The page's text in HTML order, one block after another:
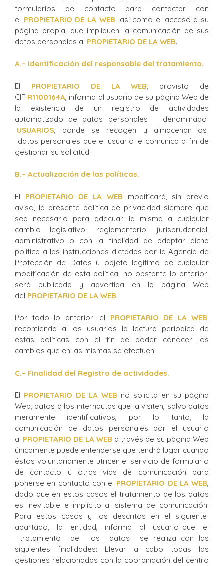
formularios de contacto para contactar con
el PROPIETARIO DE LA WEB , así como el acceso a su
página propia, que impliquen la comunicación de sus
datos personales al PROPIETARIO DE LA WEB.
A.– Identificación del responsable del tratamiento.
El PROPIETARIO DE LA WEB , provisto de
CIF R1100164A , informa al usuario de su página Web de
la existencia de un registro de actividades
automatizado de datos personales denominado
USUARIOS , donde se recogen y almacenan los
datos personales que el usuario le comunica a fin de
gestionar su solicitud.
B.– Actualización de las políticas.
El PROPIETARIO DE LA WEB modificará, sin previo
aviso, la presente política de privacidad siempre que
sea necesario para adecuar la misma a cualquier
cambio legislativo, reglamentario, jurisprudencial,
administrativo o con la finalidad de adaptar dicha
política a las instrucciones dictadas por la Agencia de
Protección de Datos u objeto legítimo de cualquier
modificación de esta política, no obstante lo anterior,
será publicada y advertida en la página Web
del PROPIETARIO DE LA WEB.
Por todo lo anterior, el PROPIETARIO DE LA WEB,
recomienda a los usuarios la lectura periódica de
estas políticas con el fin de poder conocer los
cambios que en las mismas se efectúen.
C.– Finalidad del Registro de actividades.
El PROPIETARIO DE LA WEB no solicita en su página
Web, datos a los internautas que la visiten, salvo datos
meramente identificativos, por lo tanto, la
comunicación de datos personales por el usuario
al PROPIETARIO DE LA WEB a través de su página Web
únicamente puede entenderse que tendrá lugar cuando
éstos voluntariamente utilicen el servicio de formulario
de contacto u otras vías de comunicación para
ponerse en contacto con el PROPIETARIO DE LA WEB,
dado que en estos casos el tratamiento de los datos
es inevitable e implícito al sistema de comunicación.
Para estos casos y los descritos en el siguiente
apartado, la entidad, informa al usuario que el
tratamiento de los datos se realiza con las
siguientes finalidades: Llevar a cabo todas las
gestiones relacionadas con la coordinación del centro